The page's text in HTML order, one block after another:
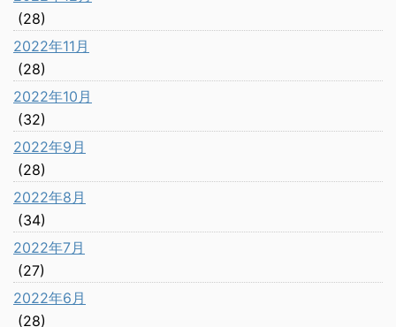
(28)
2022年11月
(28)
2022年10月
(32)
2022年9月
(28)
2022年8月
(34)
2022年7月
(27)
2022年6月
(28)